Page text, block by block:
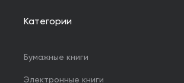
Категории
Бумажные книги
Электронные книги